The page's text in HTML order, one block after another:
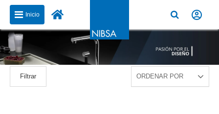
Inicio
Filtrar